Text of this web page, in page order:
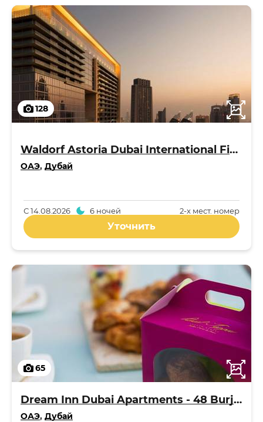
128
Waldorf Astoria Dubai International Financial Centre 5*
ОАЭ, Дубай
2-x мест. номер
С14.08.2026 6 ночей
Уточнить
65
Dream Inn Dubai Apartments - 48 Burj Gate
ОАЭ, Дубай